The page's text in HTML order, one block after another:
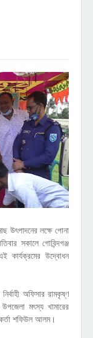
উৎপাদনের লক্ষে পোনা
সকালে গোবিন্দগঞ্জ
কার্যক্রমের উদ্বোধন
অফিসার রামকৃষ্ণ
মৎস্য খামারের
শফিউল আলম।